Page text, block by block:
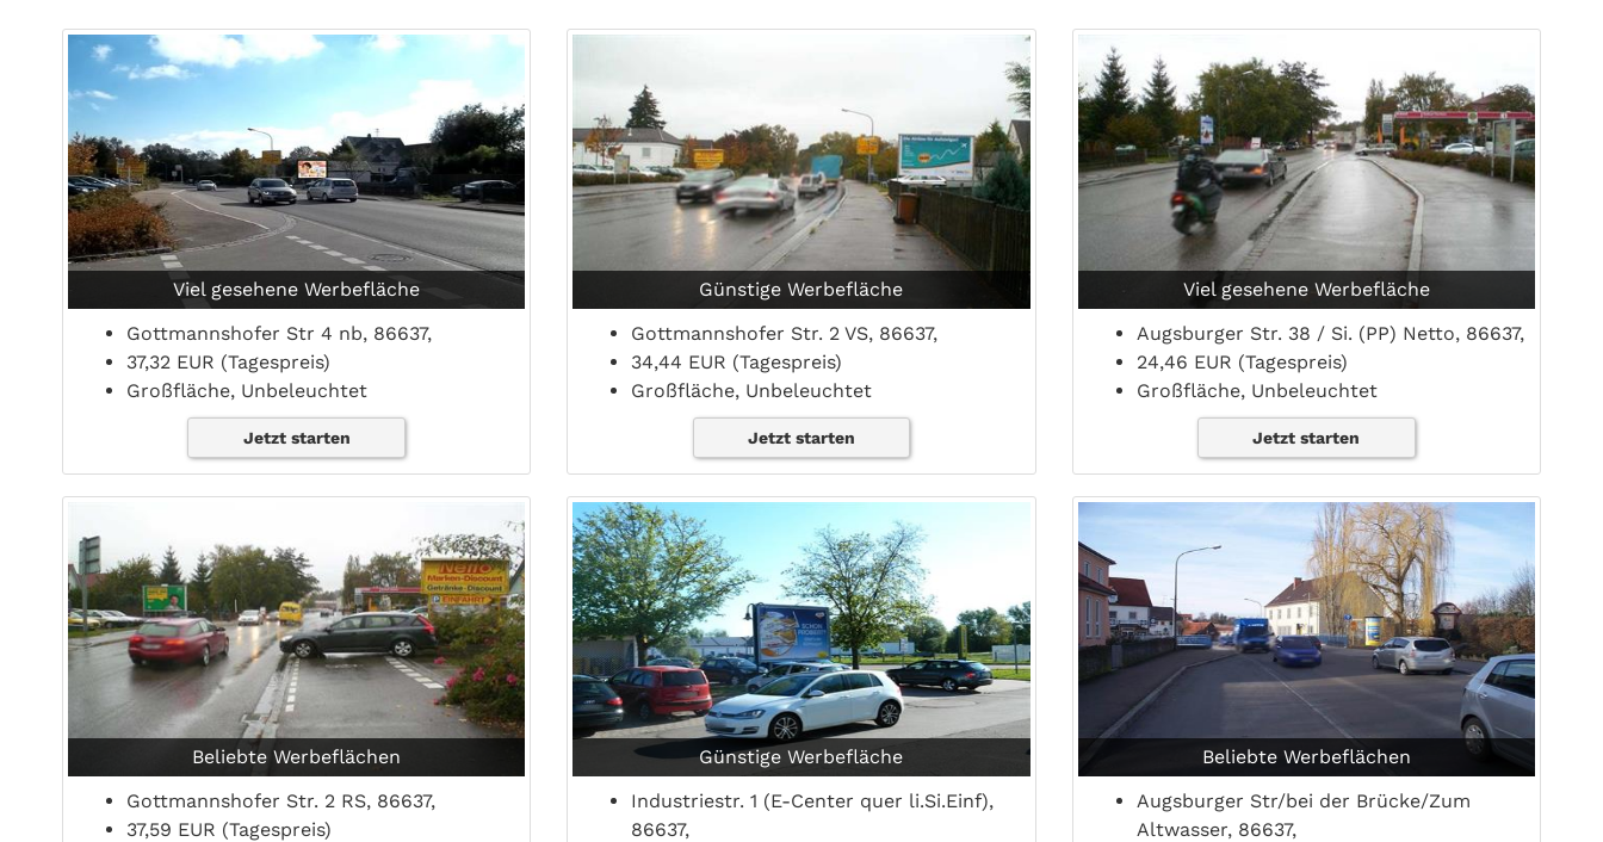
Viel gesehene Werbefläche
Gottmannshofer Str 4 nb, 86637,
37,32 EUR (Tagespreis)
Großfläche, Unbeleuchtet
Jetzt starten
Günstige Werbefläche
Gottmannshofer Str. 2 VS, 86637,
34,44 EUR (Tagespreis)
Großfläche, Unbeleuchtet
Jetzt starten
Viel gesehene Werbefläche
Augsburger Str. 38 / Si. (PP) Netto, 86637,
24,46 EUR (Tagespreis)
Großfläche, Unbeleuchtet
Jetzt starten
Beliebte Werbeflächen
Gottmannshofer Str. 2 RS, 86637,
37,59 EUR (Tagespreis)
Günstige Werbefläche
Industriestr. 1 (E-Center quer li.Si.Einf),
86637,
Beliebte Werbeflächen
Augsburger Str/bei der Brücke/Zum
Altwasser, 86637,